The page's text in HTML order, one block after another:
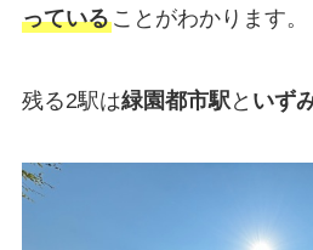
っていることがわかります。
残る2駅は緑園都市駅 と いず